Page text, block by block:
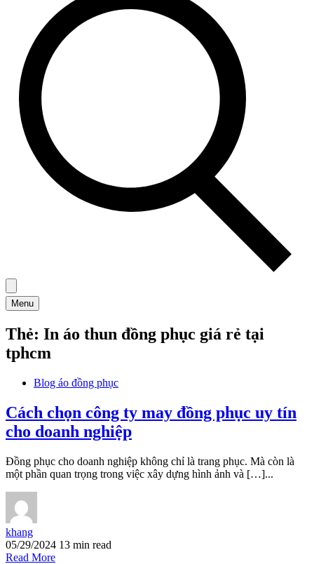
Menu
Thẻ: In áo thun đồng phục giá rẻ tại
tphcm
Blog áo đồng phục
Cách chọn công ty may đồng phục uy tín
cho doanh nghiệp
Đồng phục cho doanh nghiệp không chỉ là trang phục. Mà còn là
một phần quan trọng trong việc xây dựng hình ảnh và […]...
khang
05/29/2024 13 min read
Read More